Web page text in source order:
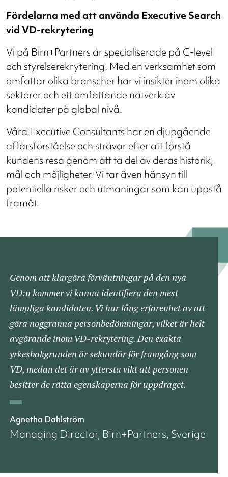
Fördelarna med att använda Executive Search
vid VD-rekrytering
Vi på Birn+Partners är specialiserade på C-level
och styrelserekrytering. Med en verksamhet som
omfattar olika branscher har vi insikter inom olika
sektorer och ett omfattande nätverk av
kandidater på global nivå.
Våra Executive Consultants har en djupgående
affärsförståelse och strävar efter att förstå
kundens resa genom att ta del av deras historik,
mål och möjligheter. Vi tar även hänsyn till
potentiella risker och utmaningar som kan uppstå
framåt.
Genom att klargöra förväntningar på den nya
VD:n kommer vi kunna identifiera den mest
lämpliga kandidaten. Vi har lång erfarenhet av att
göra noggranna personbedömningar, vilket är helt
avgörande inom VD-rekrytering. Den exakta
yrkesbakgrunden är sekundär för framgång som
VD, medan det är av yttersta vikt att personen
besitter de rätta egenskaperna för uppdraget.
Agnetha Dahlström
Managing Director, Birn+Partners, Sverige